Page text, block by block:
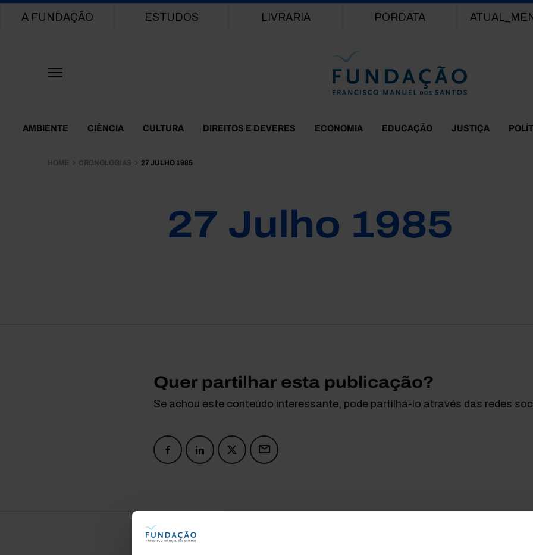
Main navigation
A FUNDAÇÃO ESTUDOS LIVRARIA PORDATA
Themes Menu
AMBIENTE CIÊNCIA CULTURA DIREITOS E DEVERES ECONOMIA EDUCAÇÃO JUSTIÇA
HOME CRONOLOGIAS 27 JULHO 1985
27 Julho 1985
Quer partilhar esta publicação?
Se achou este conteúdo interessante, pode partilhá-lo através das redes